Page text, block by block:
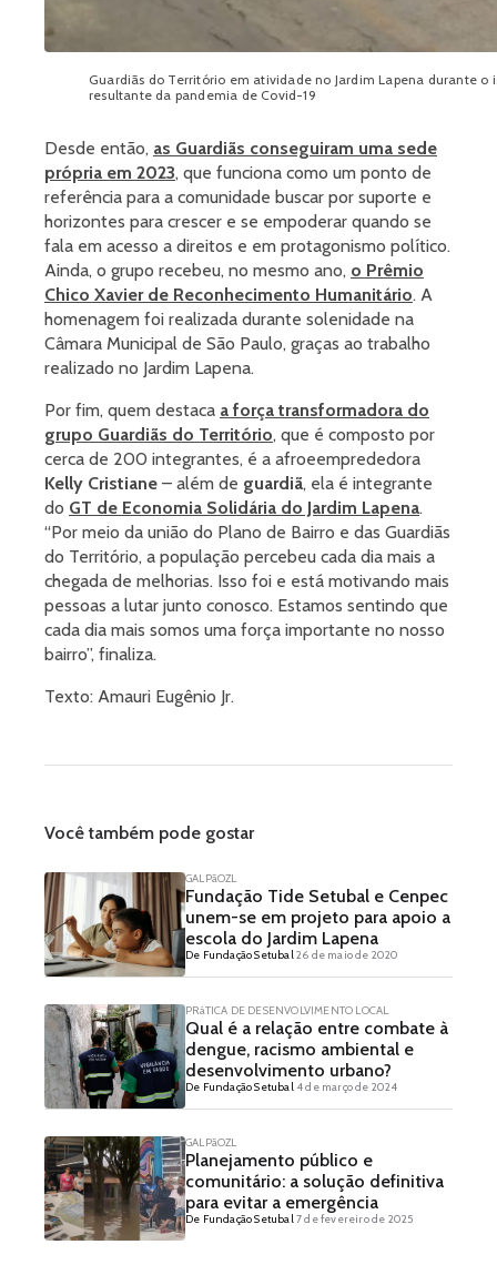
Guardiãs do Território em atividade no Jardim Lapena durante o
resultante da pandemia de Covid-19
Desde então, as Guardiãs conseguiram uma sede
própria em 2023, que funciona como um ponto de
referência para a comunidade buscar por suporte e
horizontes para crescer e se empoderar quando se
fala em acesso a direitos e em protagonismo político.
Ainda, o grupo recebeu, no mesmo ano, o Prêmio
Chico Xavier de Reconhecimento Humanitário. A
homenagem foi realizada durante solenidade na
Câmara Municipal de São Paulo, graças ao trabalho
realizado no Jardim Lapena.
Por fim, quem destaca a força transformadora do
grupo Guardiãs do Território, que é composto por
cerca de 200 integrantes, é a afroeemprededora
Kelly Cristiane – além de guardiã, ela é integrante
do GT de Economia Solidária do Jardim Lapena.
“Por meio da união do Plano de Bairro e das Guardiãs
do Território, a população percebeu cada dia mais a
chegada de melhorias. Isso foi e está motivando mais
pessoas a lutar junto conosco. Estamos sentindo que
cada dia mais somos uma força importante no nosso
bairro”, finaliza.
Texto: Amauri Eugênio Jr.
Você também pode gostar
GALPãOZL
Fundação Tide Setubal e Cenpec
unem-se em projeto para apoio a
escola do Jardim Lapena
De Fundação Setubal26 de maio de 2020
PRáTICA DE DESENVOLVIMENTO LOCAL
Qual é a relação entre combate à
dengue, racismo ambiental e
desenvolvimento urbano?
De Fundação Setubal4 de março de 2024
GALPãOZL
Planejamento público e
comunitário: a solução definitiva
para evitar a emergência
De Fundação Setubal7 de fevereiro de 2025